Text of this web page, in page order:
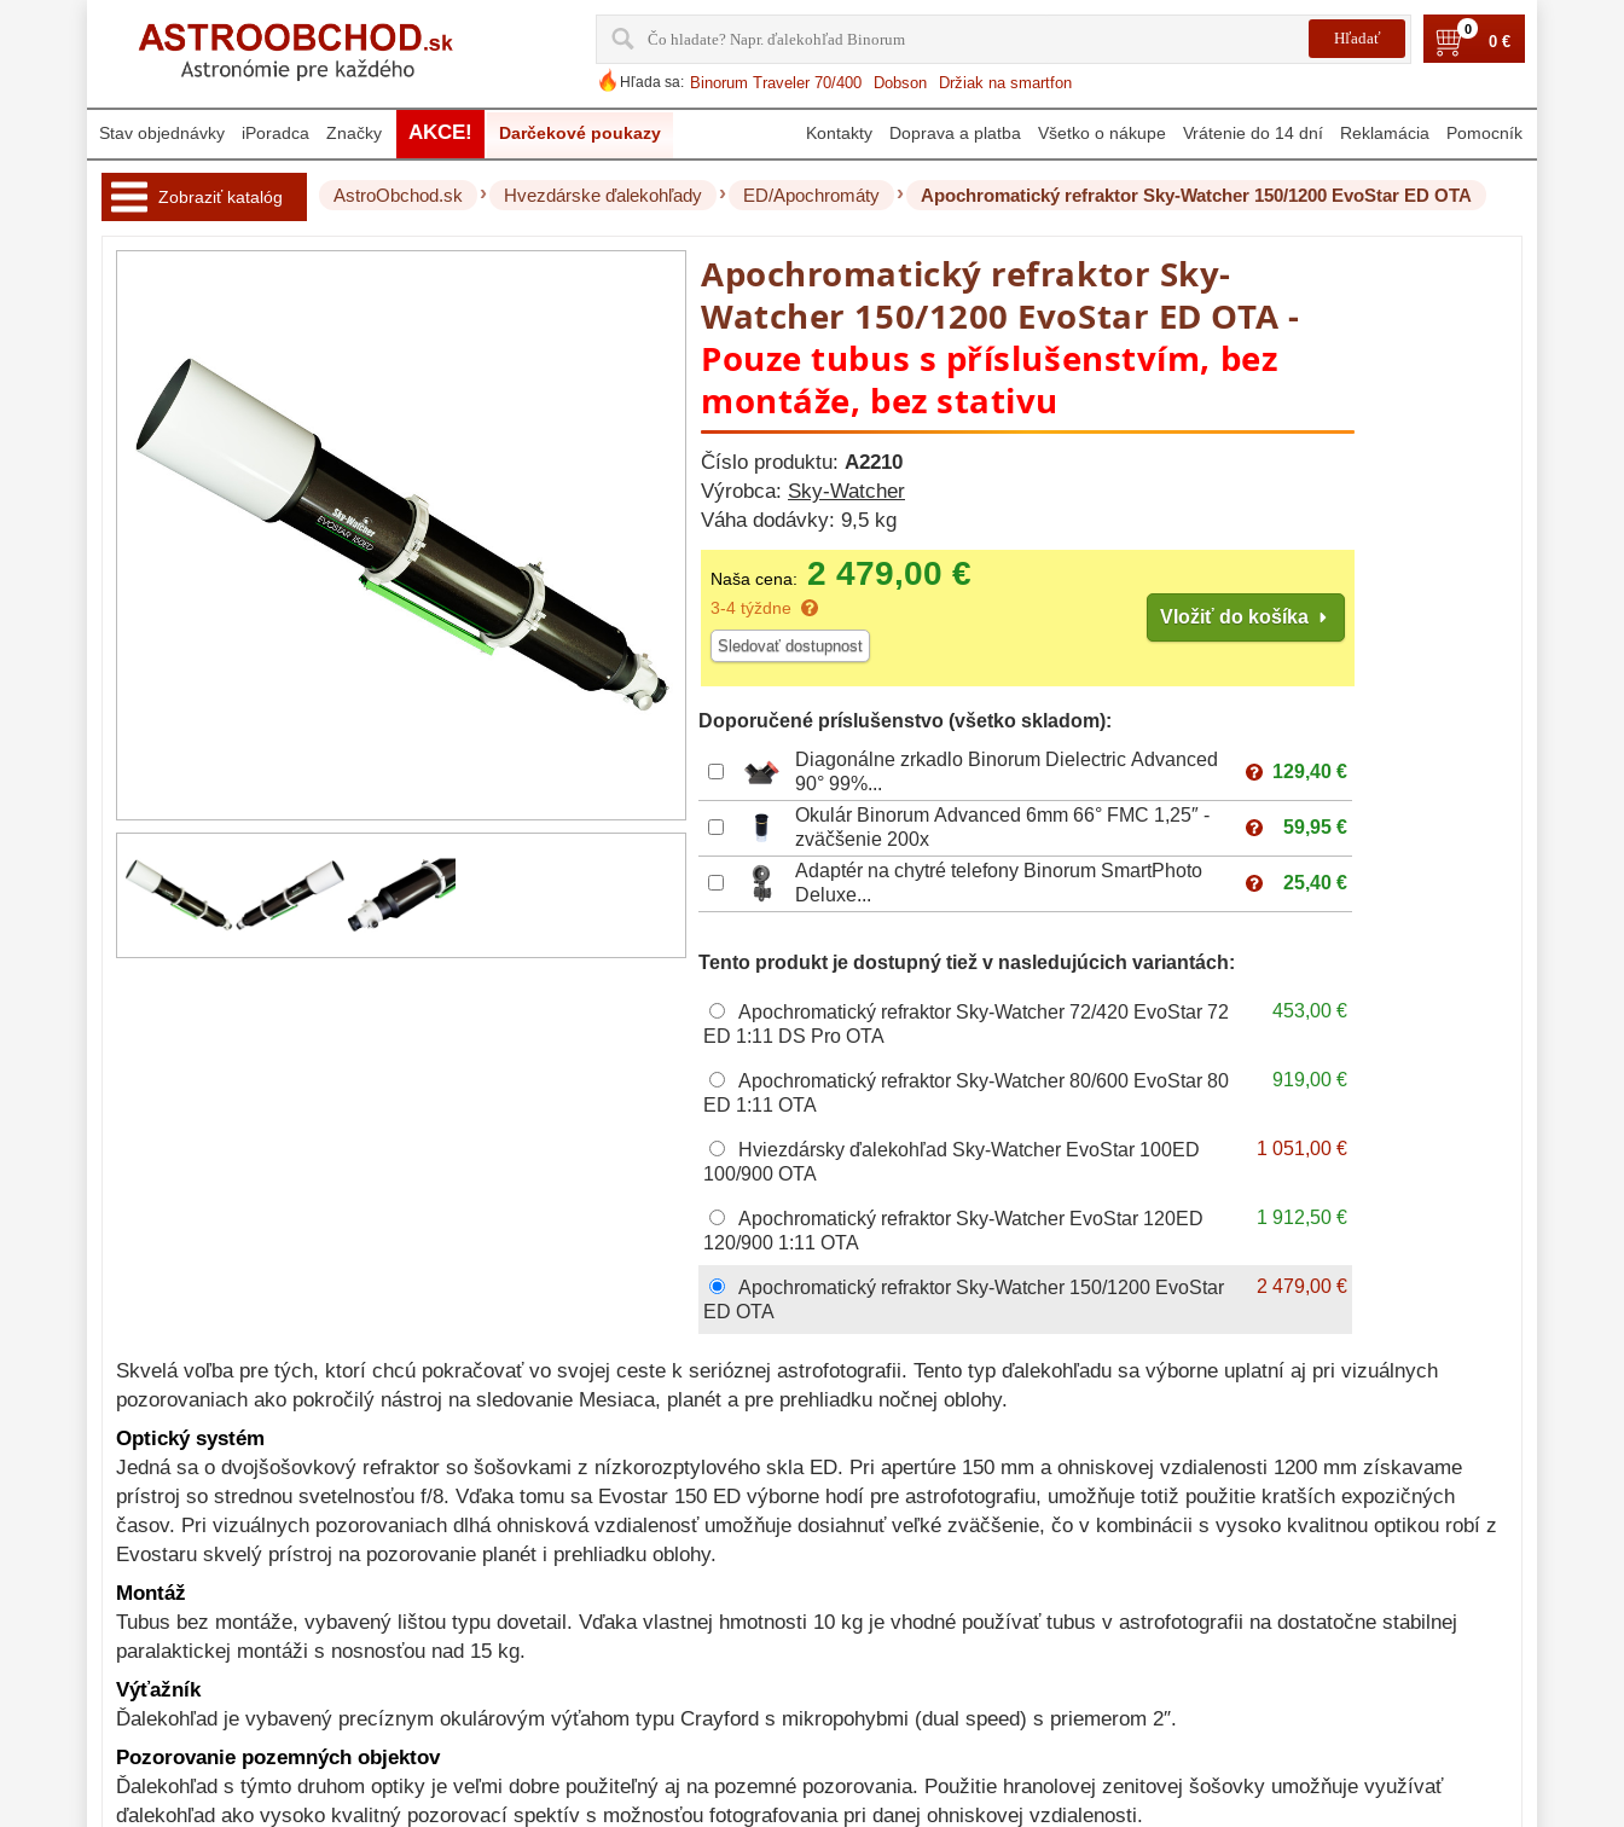
0
0 €
Hľada sa: Binorum Traveler 70/400 Dobson Držiak na smartfon
Stav objednávky iPoradca Značky AKCE! Darčekové poukazy Kontakty Doprava a platba Všetko o nákupe Vrátenie do 14 dní Reklamácia Pomocník
Zobraziť katalóg
Šošovkové
Zrkadlové 45
Katadioptrické 7
ED/Apochromáty
Ritchey-Chretien 12
OTA - iba optika 43
Zrkadielka a
hranoly
Astrofotografia 306
poukazy
28
AstroObchod.sk › Hvezdárske ďalekohľady › ED/Apochromáty › Apochromatický refraktor Sky-Watcher 150/1200 EvoStar ED OTA
Apochromatický refraktor Sky-
Watcher 150/1200 EvoStar ED OTA -
Pouze tubus s příslušenstvím, bez
montáže, bez stativu
Číslo produktu: A2210
Výrobca: Sky-Watcher
Váha dodávky: 9,5 kg
Naša cena: 2 479,00 €
3-4 týždne
Sledovať dostupnost
Vložiť do košíka
Doporučené príslušenstvo (všetko skladom):
Diagonálne zrkadlo Binorum Dielectric Advanced
90° 99%...
129,40 €
Okulár Binorum Advanced 6mm 66° FMC 1,25″ -
zväčšenie 200x
59,95 €
Adaptér na chytré telefony Binorum SmartPhoto
Deluxe...
25,40 €
Tento produkt je dostupný tiež v nasledujúcich variantách:
Apochromatický refraktor Sky-Watcher 72/420 EvoStar 72
ED 1:11 DS Pro OTA
453,00 €
Apochromatický refraktor Sky-Watcher 80/600 EvoStar 80
ED 1:11 OTA
919,00 €
Hviezdársky ďalekohľad Sky-Watcher EvoStar 100ED
100/900 OTA
1 051,00 €
Apochromatický refraktor Sky-Watcher EvoStar 120ED
120/900 1:11 OTA
1 912,50 €
Apochromatický refraktor Sky-Watcher 150/1200 EvoStar
ED OTA
2 479,00 €
Skvelá voľba pre tých, ktorí chcú pokračovať vo svojej ceste k serióznej astrofotografii. Tento typ ďalekohľadu sa výborne uplatní aj pri vizuálnych
pozorovaniach ako pokročilý nástroj na sledovanie Mesiaca, planét a pre prehliadku nočnej oblohy.
Optický systém
Jedná sa o dvojšošovkový refraktor so šošovkami z nízkorozptylového skla ED. Pri apertúre 150 mm a ohniskovej vzdialenosti 1200 mm získavame
prístroj so strednou svetelnosťou f/8. Vďaka tomu sa Evostar 150 ED výborne hodí pre astrofotografiu, umožňuje totiž použitie kratších expozičných
časov. Pri vizuálnych pozorovaniach dlhá ohnisková vzdialenosť umožňuje dosiahnuť veľké zväčšenie, čo v kombinácii s vysoko kvalitnou optikou robí z
Evostaru skvelý prístroj na pozorovanie planét i prehliadku oblohy.
Montáž
Tubus bez montáže, vybavený lištou typu dovetail. Vďaka vlastnej hmotnosti 10 kg je vhodné používať tubus v astrofotografii na dostatočne stabilnej
paralaktickej montáži s nosnosťou nad 15 kg.
Výťažník
Ďalekohľad je vybavený precíznym okulárovým výťahom typu Crayford s mikropohybmi (dual speed) s priemerom 2″.
Pozorovanie pozemných objektov
Ďalekohľad s týmto druhom optiky je veľmi dobre použiteľný aj na pozemné pozorovania. Použitie hranolovej zenitovej šošovky umožňuje využívať
ďalekohľad ako vysoko kvalitný pozorovací spektív s možnosťou fotografovania pri danej ohniskovej vzdialenosti.